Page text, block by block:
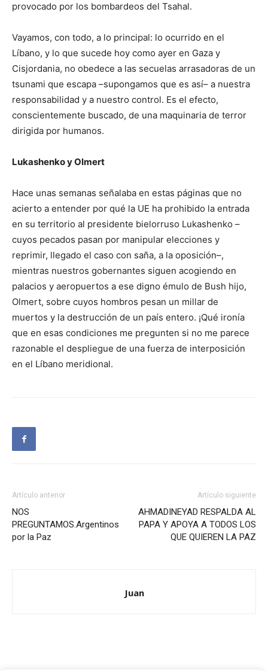
provocado por los bombardeos del Tsahal.
Vayamos, con todo, a lo principal: lo ocurrido en el
Líbano, y lo que sucede hoy como ayer en Gaza y
Cisjordania, no obedece a las secuelas arrasadoras de un
tsunami que escapa –supongamos que es así– a nuestra
responsabilidad y a nuestro control. Es el efecto,
conscientemente buscado, de una maquinaria de terror
dirigida por humanos.
Lukashenko y Olmert
Hace unas semanas señalaba en estas páginas que no
acierto a entender por qué la UE ha prohibido la entrada
en su territorio al presidente bielorruso Lukashenko –
cuyos pecados pasan por manipular elecciones y
reprimir, llegado el caso con saña, a la oposición–,
mientras nuestros gobernantes siguen acogiendo en
palacios y aeropuertos a ese digno émulo de Bush hijo,
Olmert, sobre cuyos hombros pesan un millar de
muertos y la destrucción de un país entero. ¡Qué ironía
que en esas condiciones me pregunten si no me parece
razonable el despliegue de una fuerza de interposición
en el Líbano meridional.
Artículo anterior
NOS
PREGUNTAMOS.Argentinos
por la Paz
Artículo siguiente
AHMADINEYAD RESPALDA AL
PAPA Y APOYA A TODOS LOS
QUE QUIEREN LA PAZ
Juan